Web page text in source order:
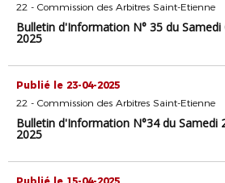
22 - Commission des Arbitres Saint-Etienne
Bulletin d'Information N° 35 du Samedi
2025
Publié le 23-04-2025
22 - Commission des Arbitres Saint-Etienne
Bulletin d'Information N°34 du Samedi
2025